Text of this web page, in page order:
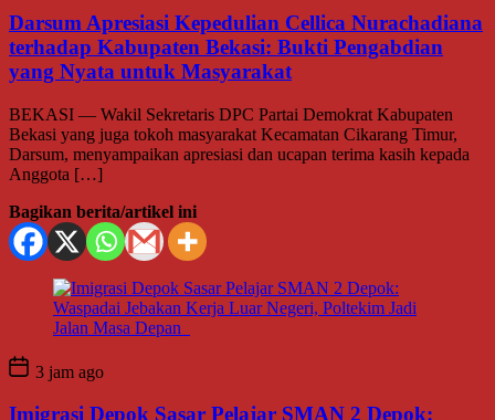
Darsum Apresiasi Kepedulian Cellica Nurachadiana
terhadap Kabupaten Bekasi: Bukti Pengabdian
yang Nyata untuk Masyarakat
BEKASI — Wakil Sekretaris DPC Partai Demokrat Kabupaten
Bekasi yang juga tokoh masyarakat Kecamatan Cikarang Timur,
Darsum, menyampaikan apresiasi dan ucapan terima kasih kepada
Anggota […]
Bagikan berita/artikel ini
3 jam ago
Imigrasi Depok Sasar Pelajar SMAN 2 Depok: